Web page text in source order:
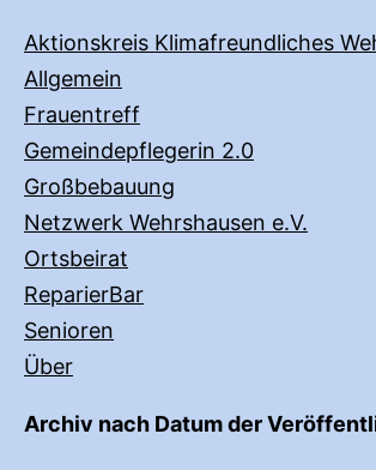
Aktionskreis Klimafreundliches
Allgemein
Frauentreff
Gemeindepflegerin 2.0
Großbebauung
Netzwerk Wehrshausen e.V.
Ortsbeirat
ReparierBar
Senioren
Über
Archiv nach Datum der